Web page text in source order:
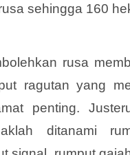
sehingga 160
rusa
ragutan yang
penting.
ditanami